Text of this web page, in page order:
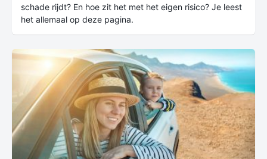
schade rijdt? En hoe zit het met het eigen risico? Je leest
het allemaal op deze pagina.